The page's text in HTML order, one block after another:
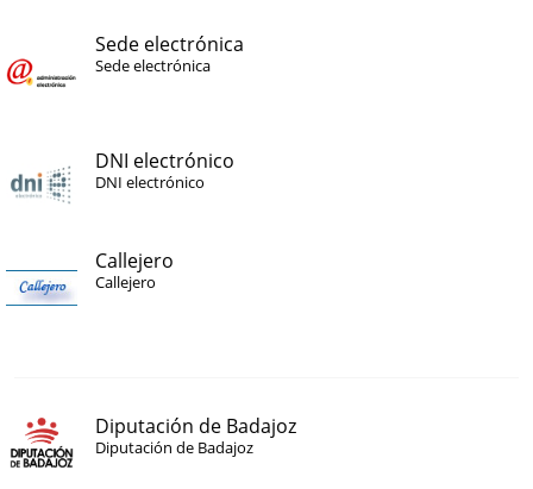
Sede electrónica
Sede electrónica
DNI electrónico
DNI electrónico
Callejero
Callejero
Diputación de Badajoz
Diputación de Badajoz